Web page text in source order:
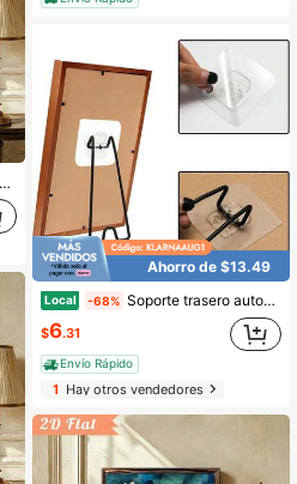
Ahorro de $13.49
Local -68% Soporte trasero autoadhesivo de metal sin necesidad de taladrar, paquete de 2 soportes de mesa para exhibir fotos, soporte trasero resistente de acero inoxidable para marcos de fotos, platos decorativos y objetos de colección, color negro.
$6.31
Envío Rápido
1Hay otros vendedores